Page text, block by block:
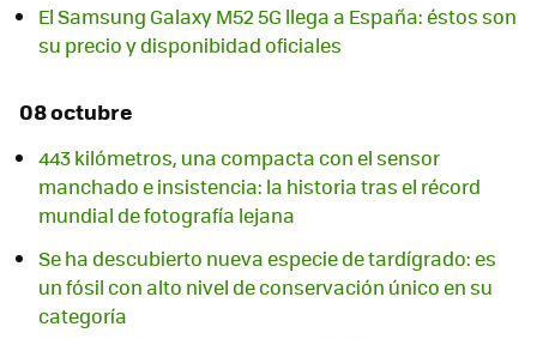
El Samsung Galaxy M52 5G llega a España: éstos son
su precio y disponibidad oficiales
08 octubre
443 kilómetros, una compacta con el sensor
manchado e insistencia: la historia tras el récord
mundial de fotografía lejana
Se ha descubierto nueva especie de tardígrado: es
un fósil con alto nivel de conservación único en su
categoría